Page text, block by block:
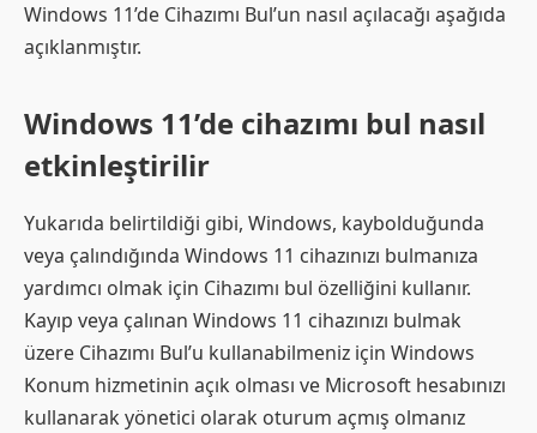
Windows 11’de Cihazımı Bul’un nasıl açılacağı aşağıda
açıklanmıştır.
Windows 11’de cihazımı bul nasıl
etkinleştirilir
Yukarıda belirtildiği gibi, Windows, kaybolduğunda
veya çalındığında Windows 11 cihazınızı bulmanıza
yardımcı olmak için Cihazımı bul özelliğini kullanır.
Kayıp veya çalınan Windows 11 cihazınızı bulmak
üzere Cihazımı Bul’u kullanabilmeniz için Windows
Konum hizmetinin açık olması ve Microsoft hesabınızı
kullanarak yönetici olarak oturum açmış olmanız